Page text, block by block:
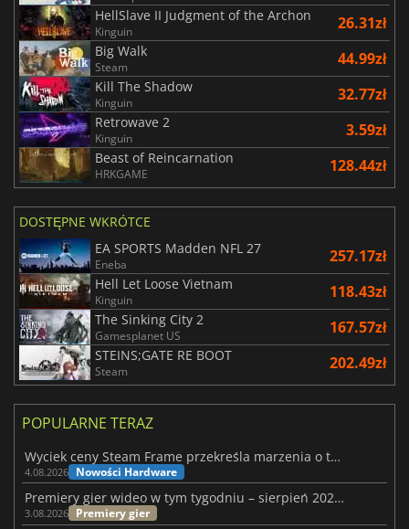
HellSlave II Judgment of the Archon
Kinguin 26.31zł
Big Walk
Steam 44.99zł
Kill The Shadow
Kinguin 32.77zł
Retrowave 2
Kinguin 3.59zł
Beast of Reincarnation
HRKGAME 128.44zł
DOSTĘPNE WKRÓTCE
EA SPORTS Madden NFL 27
Eneba 257.17zł
Hell Let Loose Vietnam
Kinguin 118.43zł
The Sinking City 2
Gamesplanet US 167.57zł
STEINS;GATE RE BOOT
Steam 202.49zł
POPULARNE TERAZ
Wyciek ceny Steam Frame przekreśla marzenia o tanim zestawie VR
4.08.2026 Nowości Hardware
Premiery gier wideo w tym tygodniu – sierpień 2026 r. (32. tydzień)
3.08.2026 Premiery gier